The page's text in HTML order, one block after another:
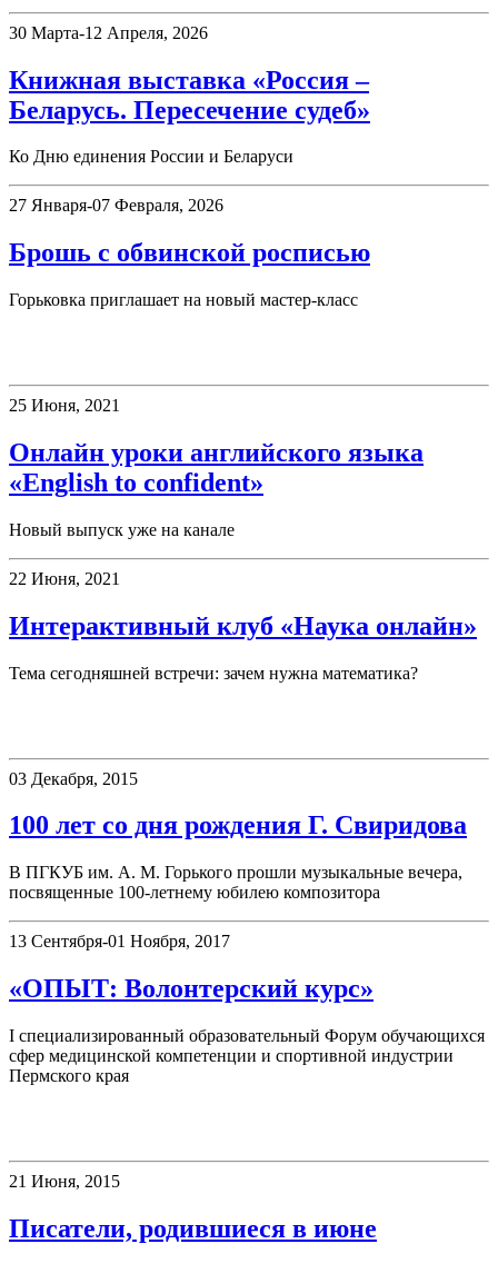
30 Марта-12 Апреля, 2026
Книжная выставка «Россия –
Беларусь. Пересечение судеб»
Ко Дню единения России и Беларуси
27 Января-07 Февраля, 2026
Брошь с обвинской росписью
Горьковка приглашает на новый мастер-класс
25 Июня, 2021
Онлайн уроки английского языка
«English to confident»
Новый выпуск уже на канале
22 Июня, 2021
Интерактивный клуб «Наука онлайн»
Тема сегодняшней встречи: зачем нужна математика?
03 Декабря, 2015
100 лет со дня рождения Г. Свиридова
В ПГКУБ им. А. М. Горького прошли музыкальные вечера,
посвященные 100-летнему юбилею композитора
13 Сентября-01 Ноября, 2017
«ОПЫТ: Волонтерский курс»
I специализированный образовательный Форум обучающихся
сфер медицинской компетенции и спортивной индустрии
Пермского края
21 Июня, 2015
Писатели, родившиеся в июне